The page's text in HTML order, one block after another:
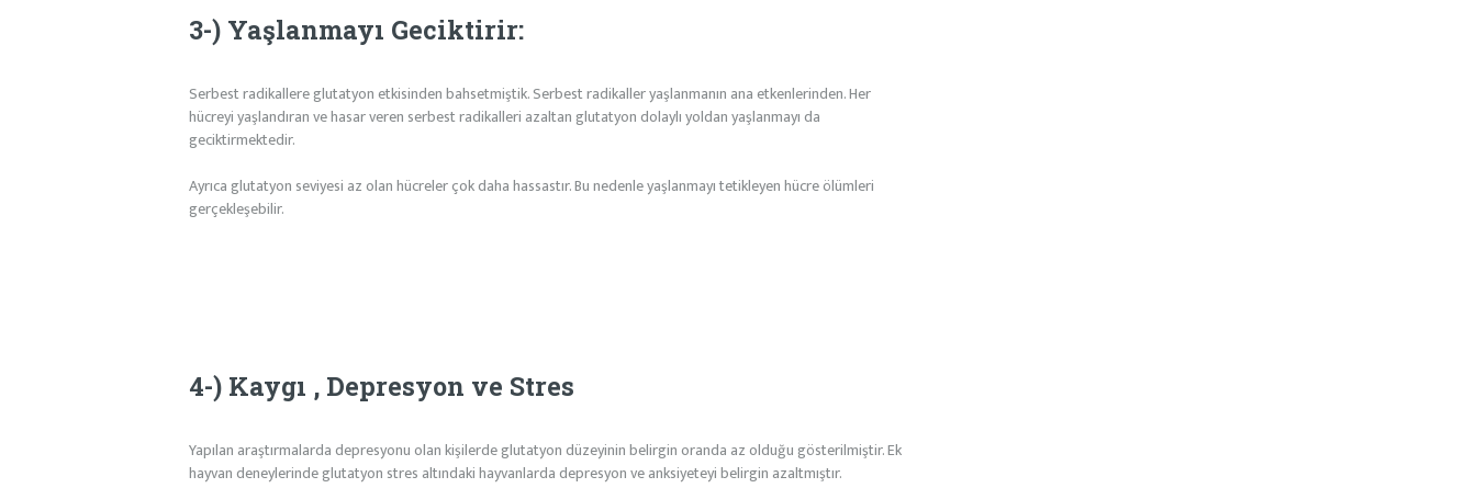
3-) Yaşlanmayı Geciktirir:
Serbest radikallere glutatyon etkisinden bahsetmiştik. Serbest radikaller yaşlanmanın ana etkenlerinden. Her
hücreyi yaşlandıran ve hasar veren serbest radikalleri azaltan glutatyon dolaylı yoldan yaşlanmayı da
geciktirmektedir.
Ayrıca glutatyon seviyesi az olan hücreler çok daha hassastır. Bu nedenle yaşlanmayı tetikleyen hücre ölümleri
gerçekleşebilir.
4-) Kaygı , Depresyon ve Stres
Yapılan araştırmalarda depresyonu olan kişilerde glutatyon düzeyinin belirgin oranda az olduğu gösterilmiştir. Ek
hayvan deneylerinde glutatyon stres altındaki hayvanlarda depresyon ve anksiyeteyi belirgin azaltmıştır.